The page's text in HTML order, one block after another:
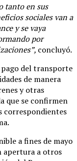
tanto en sus
sociales van a
y se vaya
por
concluyó.
pago del transporte
de manera
y otras
que se confirmen
correspondientes
a fines de mayo
apertura a otros